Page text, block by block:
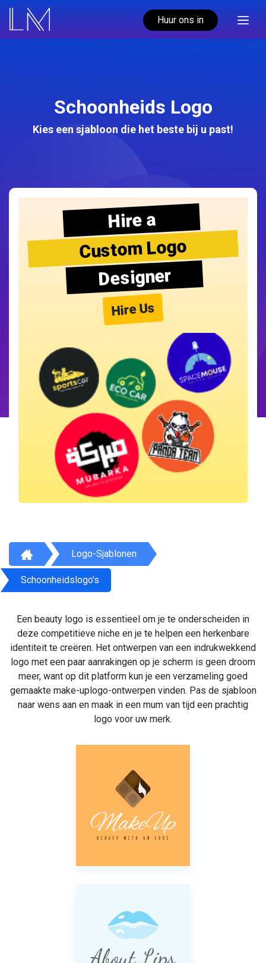
Huur ons in
Schoonheids Logo
Kies een sjabloon die het beste bij u past!
Hire a
Custom Logo
Designer
Hire Us
Logo-Sjablonen
Schoonheidslogo's
Een beauty logo is essentieel om je te onderscheiden in
deze competitieve niche en je te helpen een herkenbare
identiteit te creëren. Het ontwerpen van een indrukwekkend
logo met een paar aanrakingen op je scherm is geen droom
meer, want op dit platform kun je een verzameling goed
gemaakte make-uplogo-ontwerpen vinden. Pas de sjabloon
naar wens aan en maak in een mum van tijd een prachtig
logo voor uw merk.